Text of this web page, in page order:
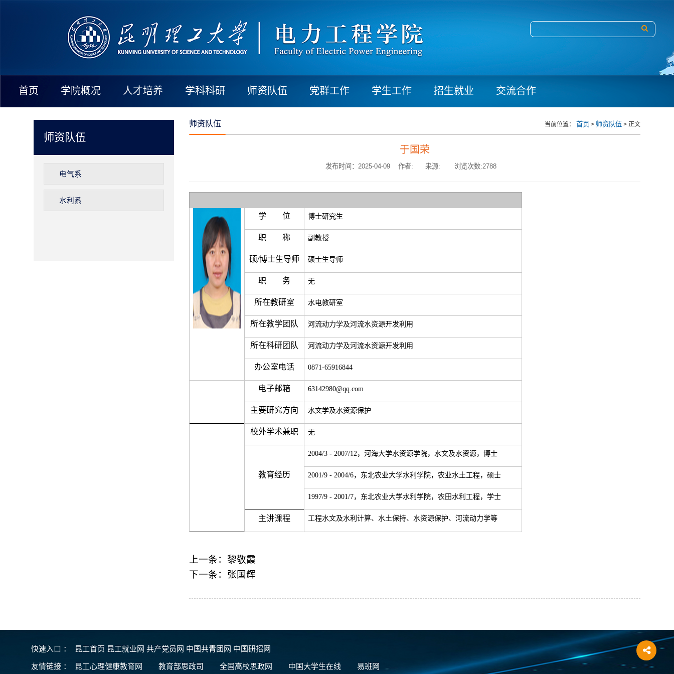
首页 学院概况 人才培养 学科科研 师资队伍 党群工作 学生工作 招生就业 交流合作
师资队伍
电气系
水利系
师资队伍 当前位置： 首页 > 师资队伍 > 正文
于国荣
发布时间：2025-04-09 作者: 来源: 浏览次数:2788
学 位 博士研究生
职 称 副教授
硕/博士生导师 硕士生导师
职 务 无
所在教研室 水电教研室
所在教学团队 河流动力学及河流水资源开发利用
所在科研团队 河流动力学及河流水资源开发利用
办公室电话 0871-65916844
电子邮箱 63142980@qq.com
主要研究方向 水文学及水资源保护
校外学术兼职 无
教育经历
2004/3 - 2007/12，河海大学水资源学院，水文及水资源，博士
2001/9 - 2004/6，东北农业大学水利学院，农业水土工程，硕士
1997/9 - 2001/7，东北农业大学水利学院，农田水利工程，学士
主讲课程 工程水文及水利计算、水土保持、水资源保护、河流动力学等
上一条： 黎敬霞
下一条： 张国辉
快速入口 ： 昆工首页 昆工就业网 共产党员网 中国共青团网 中国研招网
友情链接 ： 昆工心理健康教育网 教育部思政司 全国高校思政网 中国大学生在线 易班网